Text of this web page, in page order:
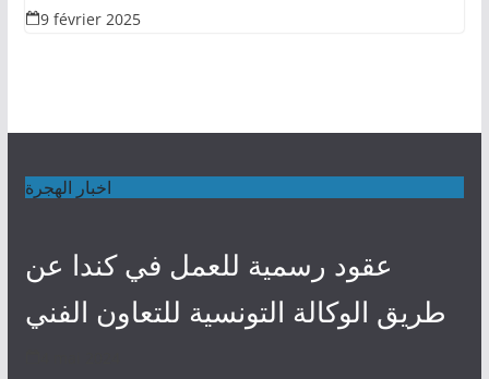
9 février 2025
اخبار الهجرة
عقود رسمية للعمل في كندا عن
طريق الوكالة التونسية للتعاون الفني